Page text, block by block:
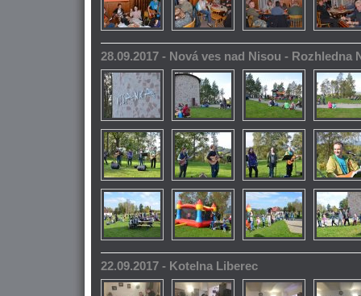
28.09.2017 - Nová ves nad Nisou - Rozhledna
22.09.2017 - Kotelna Liberec